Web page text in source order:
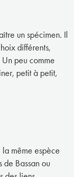
un spécimen. Il
différents,
peu comme
petit à petit,
la même espèce
Bassan ou